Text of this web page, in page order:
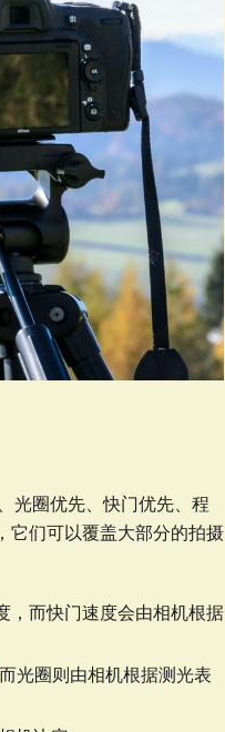
光圈优先、快门优先、程
它们可以覆盖大部分的拍摄
而快门速度会由相机根据
光圈则由相机根据测光表